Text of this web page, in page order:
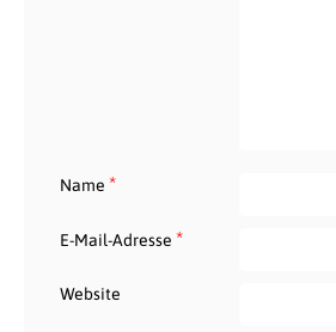
Name *
E-Mail-Adresse *
Website